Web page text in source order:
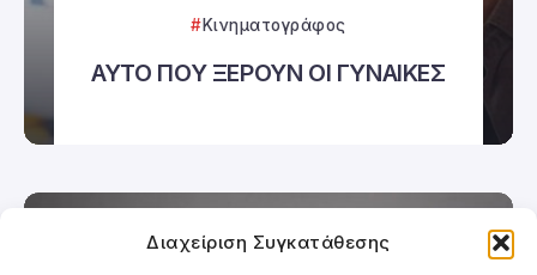
Διαχείριση Συγκατάθεσης
Κινηματογράφος
ΑΥΤΟ ΠΟΥ ΞΕΡΟΥΝ ΟΙ ΓΥΝΑΙΚΕΣ